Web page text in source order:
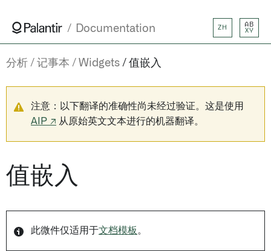
Documentation ZH
AB
XY
分析 记事本 Widgets 值嵌入
注意：以下翻译的准确性尚未经过验证。这是使用
AIP ↗ 从原始英文文本进行的机器翻译。
值嵌入
此微件仅适用于文档模板 。